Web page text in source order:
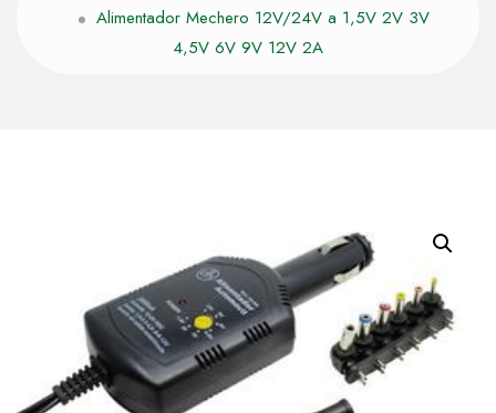
Alimentador Mechero 12V/24V a 1,5V 2V 3V
4,5V 6V 9V 12V 2A